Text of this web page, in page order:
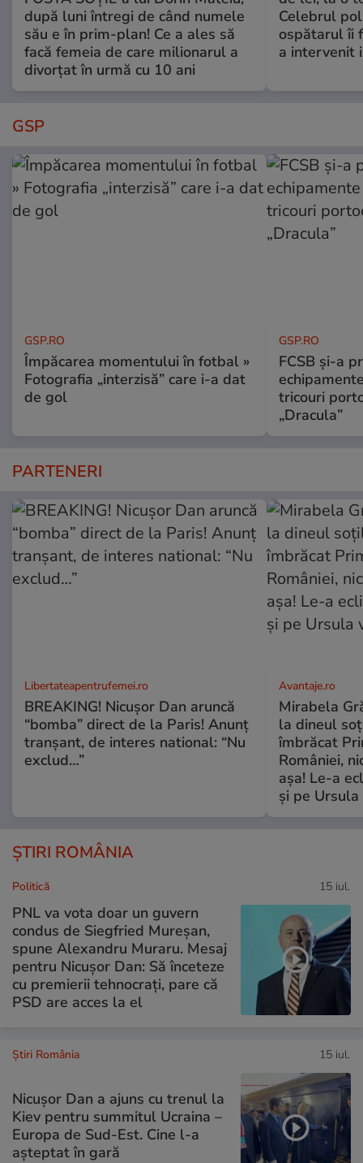
după luni întregi de când numele
său e în prim-plan! Ce a ales să
facă femeia de care milionarul a
divorțat în urmă cu 10 ani
Celebrul
ospătarul îi
a intervenit
GSP
GSP.RO
Împăcarea momentului în fotbal »
Fotografia „interzisă” care i-a dat
de gol
GSP.RO
FCSB și-a
tricouri
„Dracula”
PARTENERI
Libertateapentrufemei.ro
BREAKING! Nicușor Dan aruncă
“bomba” direct de la Paris! Anunț
tranșant, de interes national: “Nu
exclud…”
Avantaje.ro
Mirabela
la dineul
îmbrăcat
României,
așa! Le-a
și pe
ȘTIRI ROMÂNIA
Politică 15 iul.
PNL va vota doar un guvern
condus de Siegfried Mureșan,
spune Alexandru Muraru. Mesaj
pentru Nicușor Dan: Să înceteze
cu premierii tehnocrați, pare că
PSD are acces la el
Știri România 15 iul.
Nicușor Dan a ajuns cu trenul la
Kiev pentru summitul Ucraina –
Europa de Sud-Est. Cine l-a
așteptat în gară